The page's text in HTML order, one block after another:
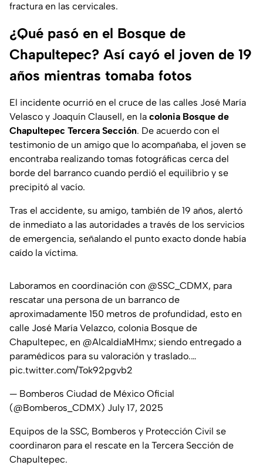
fractura en las cervicales.
¿Qué pasó en el Bosque de
Chapultepec? Así cayó el joven de 19
años mientras tomaba fotos
El incidente ocurrió en el cruce de las calles José María
Velasco y Joaquín Clausell, en la colonia Bosque de
Chapultepec Tercera Sección. De acuerdo con el
testimonio de un amigo que lo acompañaba, el joven se
encontraba realizando tomas fotográficas cerca del
borde del barranco cuando perdió el equilibrio y se
precipitó al vacío.
Tras el accidente, su amigo, también de 19 años, alertó
de inmediato a las autoridades a través de los servicios
de emergencia, señalando el punto exacto donde había
caído la víctima.
Laboramos en coordinación con @SSC_CDMX, para
rescatar una persona de un barranco de
aproximadamente 150 metros de profundidad, esto en
calle José María Velazco, colonia Bosque de
Chapultepec, en @AlcaldiaMHmx; siendo entregado a
paramédicos para su valoración y traslado.…
pic.twitter.com/Tok92pgvb2
— Bomberos Ciudad de México Oficial
(@Bomberos_CDMX) July 17, 2025
Equipos de la SSC, Bomberos y Protección Civil se
coordinaron para el rescate en la Tercera Sección de
Chapultepec.